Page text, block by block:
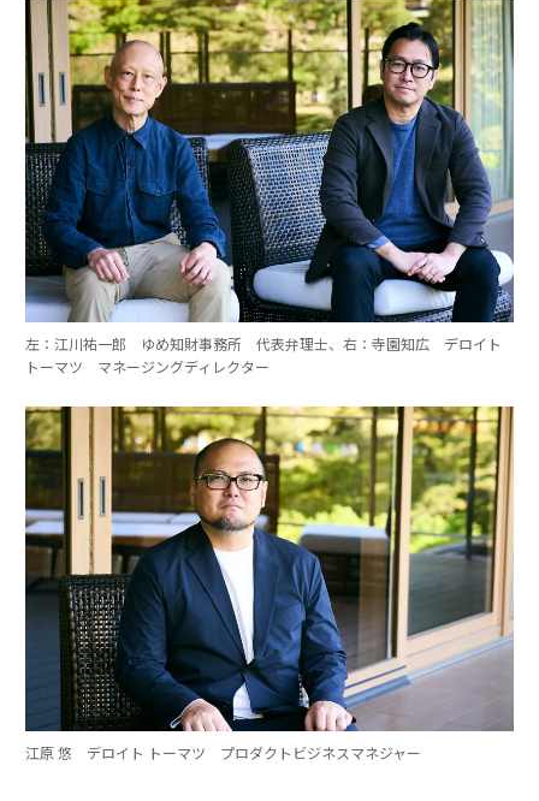
左：江川祐一郎 ゆめ知財事務所 代表弁理士、右：寺園知広 デロイト
トーマツ マネージングディレクター
江原 悠 デロイト トーマツ プロダクトビジネスマネジャー